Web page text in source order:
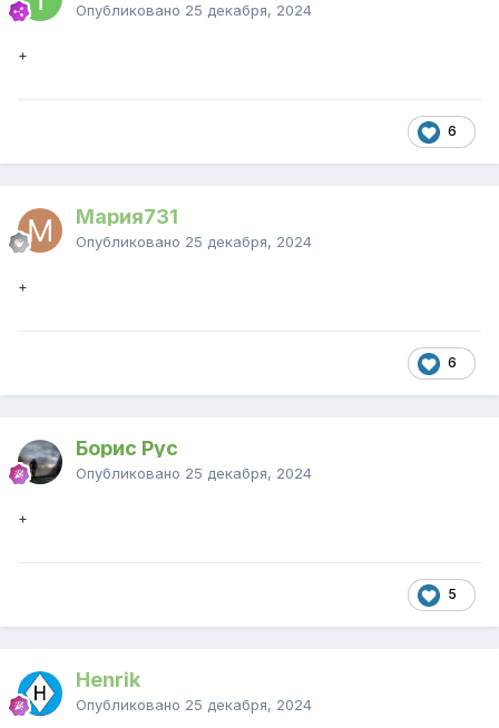
Опубликовано 25 декабря, 2024
+
6
Мария731
Опубликовано 25 декабря, 2024
+
6
Борис Рус
Опубликовано 25 декабря, 2024
+
5
Henrik
Опубликовано 25 декабря, 2024